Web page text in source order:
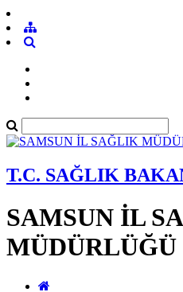
T.C. SAĞLIK
SAMSUN İL
MÜDÜRLÜĞÜ